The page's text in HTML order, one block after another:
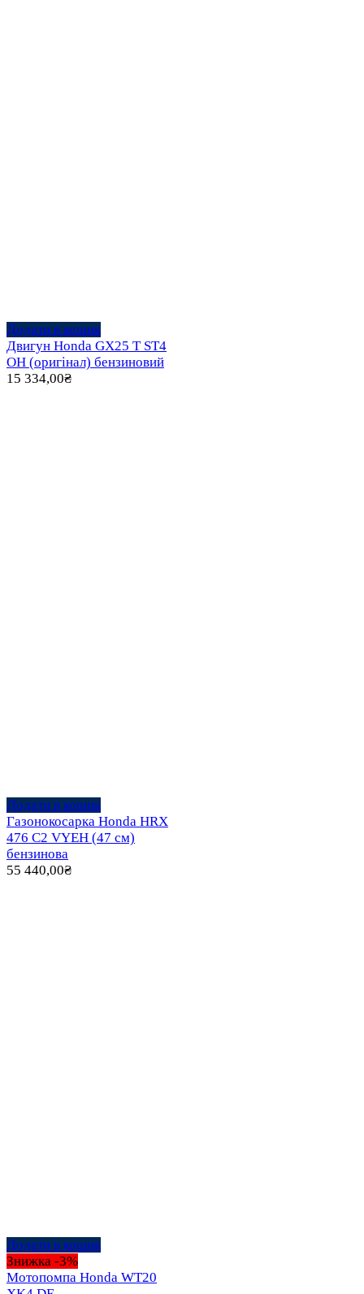
Додати в кошик
Двигун Honda GX25 T ST4
OH (оригінал) бензиновий
15 334,00₴
Додати в кошик
Газонокосарка Honda HRX
476 C2 VYEH (47 см)
бензинова
55 440,00₴
Додати в кошик
Знижка -3%
Мотопомпа Honda WT20